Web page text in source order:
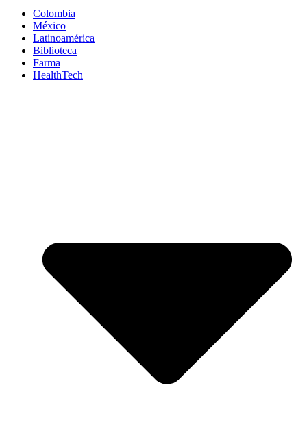
Colombia
México
Latinoamérica
Biblioteca
Farma
HealthTech